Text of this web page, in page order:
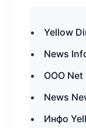
Yellow
News
ООО Net
News
Инфо